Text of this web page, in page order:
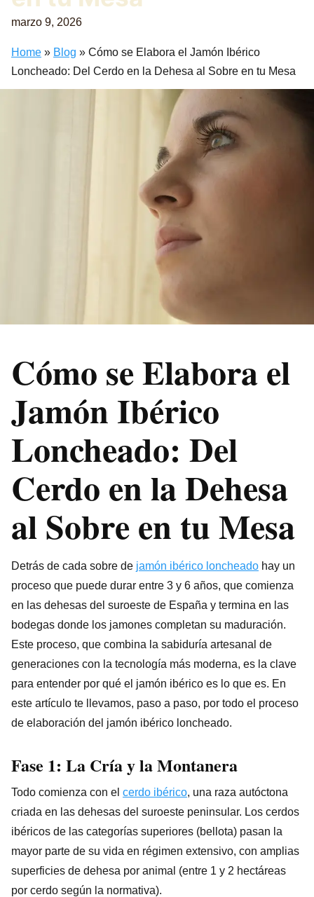
marzo 9, 2026
Home » Blog » Cómo se Elabora el Jamón Ibérico
Loncheado: Del Cerdo en la Dehesa al Sobre en tu Mesa
Cómo se Elabora el
Jamón Ibérico
Loncheado: Del
Cerdo en la Dehesa
al Sobre en tu Mesa
Detrás de cada sobre de jamón ibérico loncheado hay un
proceso que puede durar entre 3 y 6 años, que comienza
en las dehesas del suroeste de España y termina en las
bodegas donde los jamones completan su maduración.
Este proceso, que combina la sabiduría artesanal de
generaciones con la tecnología más moderna, es la clave
para entender por qué el jamón ibérico es lo que es. En
este artículo te llevamos, paso a paso, por todo el proceso
de elaboración del jamón ibérico loncheado.
Fase 1: La Cría y laMontanera
Todo comienza con el cerdo ibérico, una raza autóctona
criada en las dehesas del suroeste peninsular. Los cerdos
ibéricos de las categorías superiores (bellota) pasan la
mayor parte de su vida en régimen extensivo, con amplias
superficies de dehesa por animal (entre 1 y 2 hectáreas
por cerdo según la normativa).